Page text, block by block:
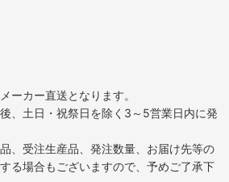
ーカー直送となります。
、土日・祝祭日を除く3～5営業日内に発
、受注生産品、発注数量、お届け先等の
る場合もございますので、予めご了承下